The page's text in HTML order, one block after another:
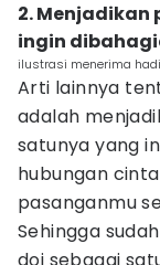
2.
ingin
ilustrasi menerima
Arti lainnya
adalah
satunya yang
hubungan
pasanganmu
Sehingga